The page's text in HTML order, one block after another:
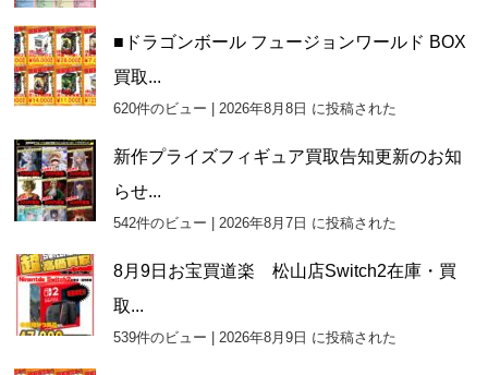
■ドラゴンボール フュージョンワールド BOX
買取...
620件のビュー |2026年8月8日 に投稿された
新作プライズフィギュア買取告知更新のお知
らせ...
542件のビュー |2026年8月7日 に投稿された
8月9日お宝買道楽 松山店Switch2在庫・買
取...
539件のビュー |2026年8月9日 に投稿された